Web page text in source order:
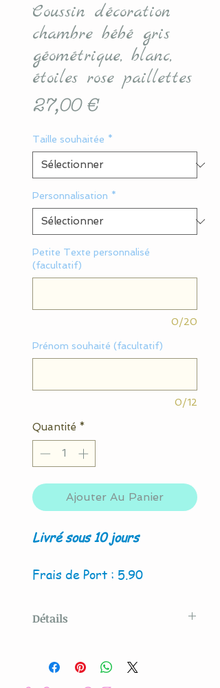
Coussin décoration
chambre bébé gris
géométrique, blanc,
étoiles rose paillettes
27,00 €Prix
Taille souhaitée *
Personnalisation *
Petite Texte personnalisé
(facultatif)
0/20
Prénom souhaité (facultatif)
0/12
Quantité *
Ajouter Au Panier
Livré sous 10 jours
Frais de Port : 5.90
Détails
By Titia